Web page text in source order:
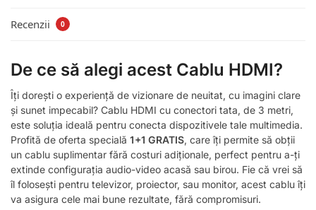
Recenzii 0
De ce să alegi acest Cablu HDMI?
Îți dorești o experiență de vizionare de neuitat, cu imagini clare
și sunet impecabil? Cablu HDMI cu conectori tata, de 3 metri,
este soluția ideală pentru conecta dispozitivele tale multimedia.
Profită de oferta specială 1+1 GRATIS, care îți permite să obții
un cablu suplimentar fără costuri adiționale, perfect pentru a-ți
extinde configurația audio-video acasă sau birou. Fie că vrei să
îl folosești pentru televizor, proiector, sau monitor, acest cablu îți
va asigura cele mai bune rezultate, fără compromisuri.